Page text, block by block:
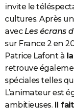
invite le
cultures. Après
avecLes écrans
sur France 2 en
Patrice Lafont à
retrouve
spéciales telles
L’animateur est
ambitieuses.
Il